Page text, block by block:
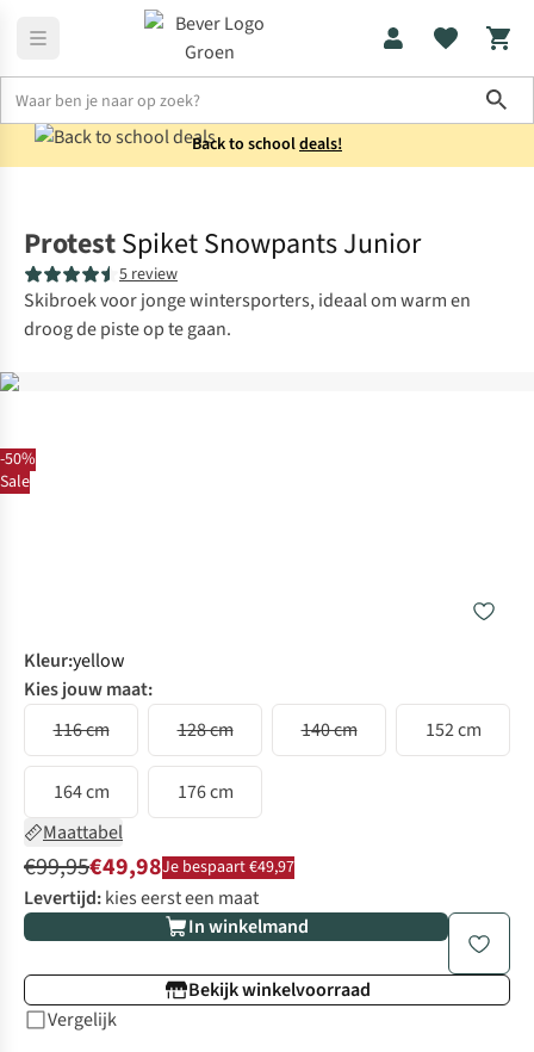
Back to schooldeals!
-50%
Sale
ProtestSpiket Snowpants Junior
5 review
Skibroek voor jonge wintersporters, ideaal om warm en
droog de piste op te gaan.
Kleur:yellow
Kies jouw maat:
116 cm
128 cm 140 cm 152 cm
164 cm
176 cm
Maattabel
€99,95€49,98Je bespaart €49,97
Levertijd:kies eerst een maat
In winkelmand
Bekijk winkelvoorraad
Vergelijk